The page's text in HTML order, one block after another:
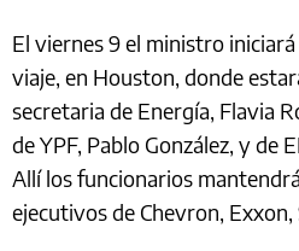
El viernes 9 el ministro iniciará
viaje, en Houston, donde
secretaria de Energía, Flavia
de YPF, Pablo González, y de
Allí los funcionarios
ejecutivos de Chevron, Exxon,